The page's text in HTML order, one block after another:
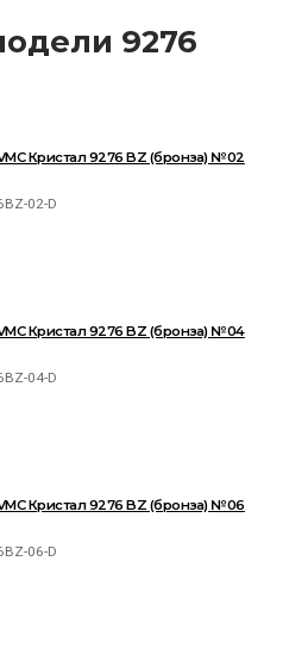
9276
Кристал 9276 BZ (бронза) №02
02-D
Кристал 9276 BZ (бронза) №04
04-D
Кристал 9276 BZ (бронза) №06
06-D